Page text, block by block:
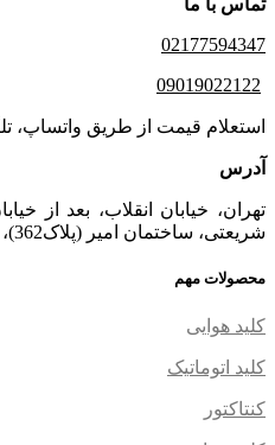
02177594347
09019022122
استعلام قیمت از طریق واتساپ،
آدرس
تهران، خیابان انقلاب، بعد از
شریعتی، ساختمان امیر (پلاک362)، طبقه 1، واحد 6
محصولات مهم
کلید هوایی
کلید اتوماتیک
کنتاکتور